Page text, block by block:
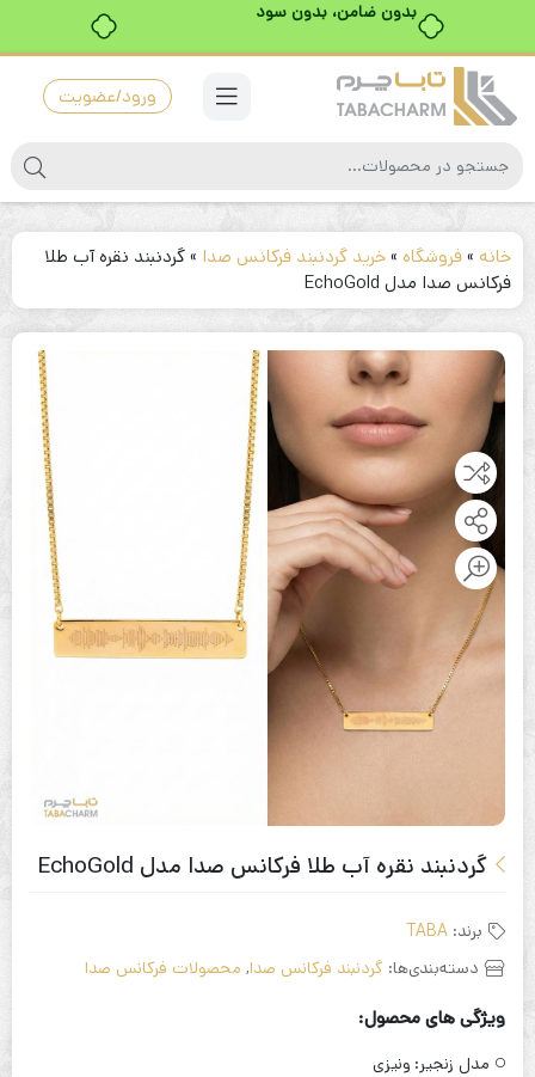
خرید قسطی با ترب‌پی
ورود/عضویت
خانه »فروشگاه »خرید گردنبند فرکانس صدا »گردنبند نقره آب طلا
فرکانس صدا مدل EchoGold
گردنبند نقره آب طلا فرکانس صدا مدل EchoGold
برند: TABA
دسته‌بندی‌ها: گردنبند فرکانس صدا, محصولات فرکانس صدا
ویژگی های محصول:
مدل زنجیر: ونیزی